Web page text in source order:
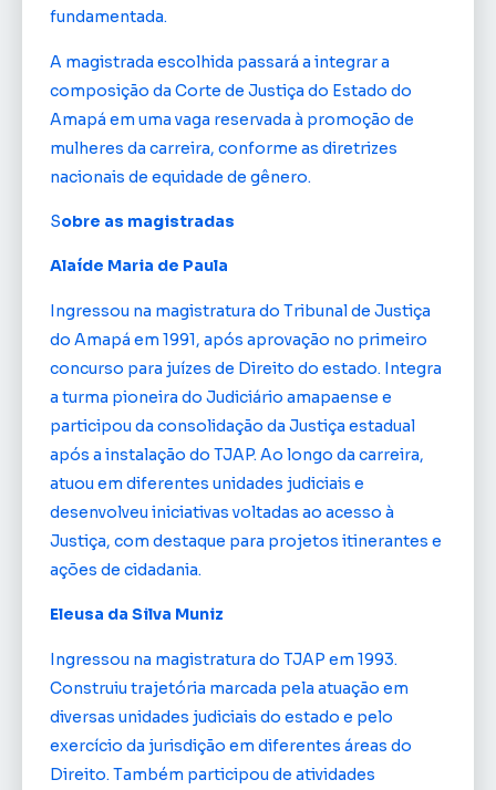
fundamentada.
A magistrada escolhida passará a integrar a
composição da Corte de Justiça do Estado do
Amapá em uma vaga reservada à promoção de
mulheres da carreira, conforme as diretrizes
nacionais de equidade de gênero.
Sobre as magistradas
Alaíde Maria de Paula
Ingressou na magistratura do Tribunal de Justiça
do Amapá em 1991, após aprovação no primeiro
concurso para juízes de Direito do estado. Integra
a turma pioneira do Judiciário amapaense e
participou da consolidação da Justiça estadual
após a instalação do TJAP. Ao longo da carreira,
atuou em diferentes unidades judiciais e
desenvolveu iniciativas voltadas ao acesso à
Justiça, com destaque para projetos itinerantes e
ações de cidadania.
Eleusa da Silva Muniz
Ingressou na magistratura do TJAP em 1993.
Construiu trajetória marcada pela atuação em
diversas unidades judiciais do estado e pelo
exercício da jurisdição em diferentes áreas do
Direito. Também participou de atividades